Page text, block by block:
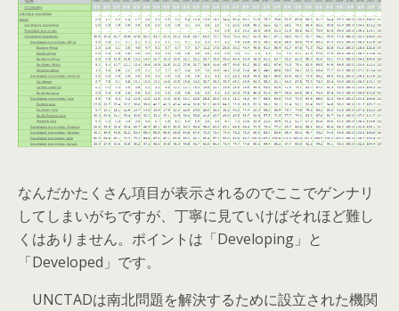
なんだかたくさん項目が表示されるのでここでゲンナリ
してしまいがちですが、丁寧に見ていけばそれほど難し
くはありません。ポイントは「Developing」と
「Developed」です。
UNCTADは南北問題を解決するために設立された機関